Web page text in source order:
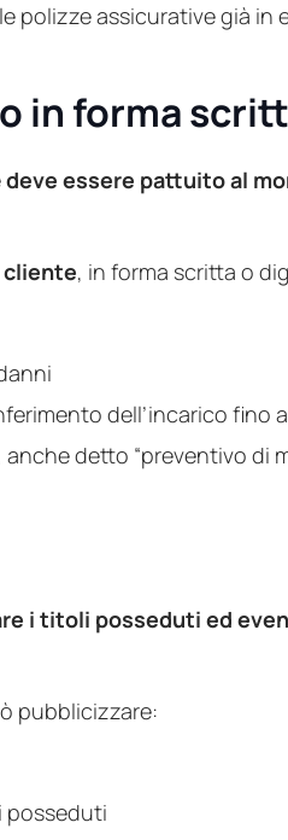
polizze assicurative già in
in forma
deve essere pattuito al
cliente, in forma scritta o
dell’incarico fino
detto “preventivo di
i titoli posseduti ed
pubblicizzare:
posseduti